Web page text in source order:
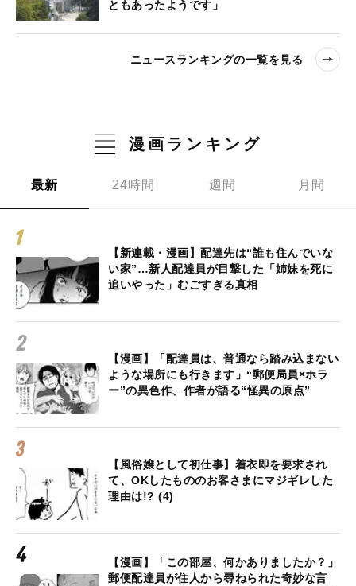
ともあったようです」
ニュースランキングの一覧を見る
漫画ランキング
最新 24時間 週間 月間
【新連載・漫画】配達先は“誰も住んでいな
い家”…新人配達員が目撃した「姉妹を死に
追いやった」むごすぎる真相
【漫画】「配達員は、普通なら踏み込まない
ような場所にも行きます」“郵便局員×ホラ
ー”の異色作、作者が語る“怪異の原点”
【風俗嬢として初仕事】着衣即を要求され
て、OKしたもののお客さまにマジギレした
理由は!? (4)
【漫画】「この部屋、何かありましたか？」
郵便配達員が住人から尋ねられた奇妙な言